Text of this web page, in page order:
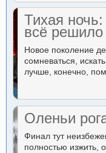
Тихая
всё решило
Новое поколение
сомневаться,
лучше, конечно,
Оленьи
Финал тут
полностью изжить,